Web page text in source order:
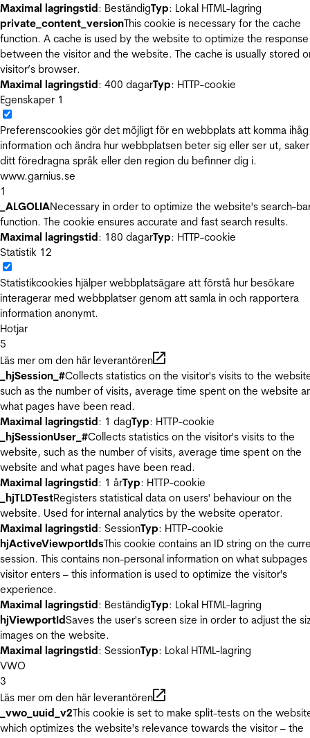
Maximal lagringstid: BeständigTyp: Lokal HTML-lagring
private_content_versionThis cookie is necessary for the cache
function. A cache is used by the website to optimize the
between the visitor and the website. The cache is usually stored
visitor’s browser.
Maximal lagringstid: 400 dagarTyp: HTTP-cookie
Egenskaper 1
Preferenscookies gör det möjligt för en webbplats att komma ihåg
information och ändra hur webbplatsen beter sig eller ser ut,
ditt föredragna språk eller den region du befinner dig i.
www.garnius.se
1
_ALGOLIANecessary in order to optimize the website's search-
function. The cookie ensures accurate and fast search results.
Maximal lagringstid: 180 dagarTyp: HTTP-cookie
Statistik 12
Statistikcookies hjälper webbplatsägare att förstå hur besökare
interagerar med webbplatser genom att samla in och rapportera
information anonymt.
Hotjar
5
Läs mer om den här leverantören
_hjSession_#Collects statistics on the visitor's visits to the
such as the number of visits, average time spent on the website
what pages have been read.
Maximal lagringstid: 1 dagTyp: HTTP-cookie
_hjSessionUser_#Collects statistics on the visitor's visits to the
website, such as the number of visits, average time spent on the
website and what pages have been read.
Maximal lagringstid: 1 årTyp: HTTP-cookie
_hjTLDTestRegisters statistical data on users' behaviour on the
website. Used for internal analytics by the website operator.
Maximal lagringstid: SessionTyp: HTTP-cookie
hjActiveViewportIdsThis cookie contains an ID string on the
session. This contains non-personal information on what
visitor enters – this information is used to optimize the visitor's
experience.
Maximal lagringstid: BeständigTyp: Lokal HTML-lagring
hjViewportIdSaves the user's screen size in order to adjust the
images on the website.
Maximal lagringstid: SessionTyp: Lokal HTML-lagring
VWO
3
Läs mer om den här leverantören
_vwo_uuid_v2This cookie is set to make split-tests on the
which optimizes the website's relevance towards the visitor – the